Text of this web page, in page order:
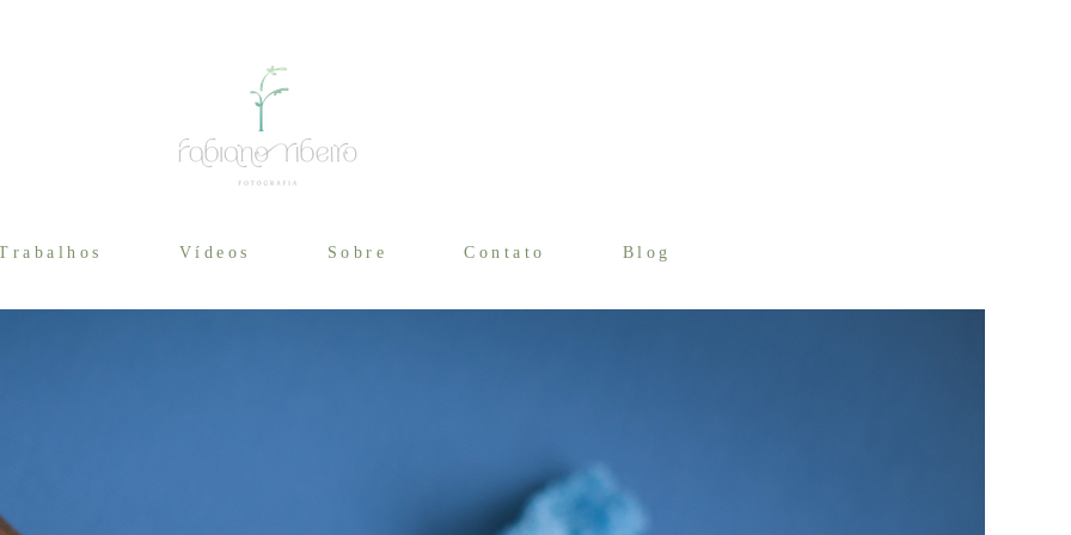
Vídeos Sobre Contato Blog